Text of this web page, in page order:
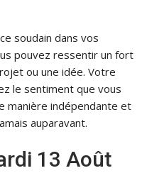
soudain dans vos
pouvez ressentir un fort
ou une idée. Votre
le sentiment que vous
manière indépendante et
auparavant.
13 Août